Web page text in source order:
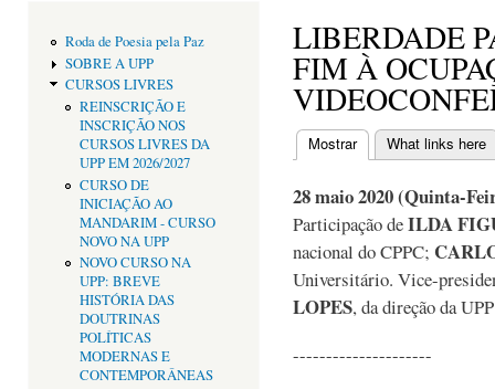
Roda de Poesia pela Paz
SOBRE A UPP
CURSOS LIVRES
REINSCRIÇÃO E
INSCRIÇÃO NOS
CURSOS LIVRES DA
UPP EM 2026/2027
CURSO DE
INICIAÇÃO AO
MANDARIM - CURSO
NOVO NA UPP
NOVO CURSO NA
UPP: BREVE
HISTÓRIA DAS
DOUTRINAS
POLÍTICAS
MODERNAS E
CONTEMPORÂNEAS
LIBERDADE
FIM À
Separadores
Mostrar(separador ativo)
What links here
28 maio 2020 (Quinta-
Participação deILDA
nacional do CPPC;
Universitário. Vice-
LOPES, da direção da
---------------------